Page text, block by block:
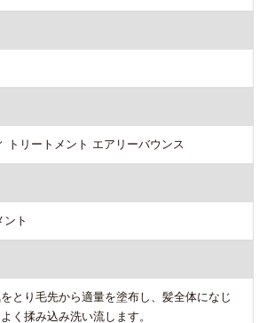
トリートメント エアリーバウンス
ト
とり毛先から適量を塗布し、髪全体になじ
く揉み込み洗い流します。